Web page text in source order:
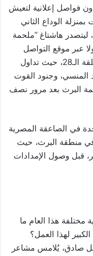
فواصل إعلانية لتعيش
الوداع الثاني
ليتصدر هاشتاغ “ملحمة
عبر موقع التواصل
الاجتماعي “تويتر” تزامنا مع بث الحلقة الـ28، حيث تداول
المنسي، وجنود القوت
البرث بعد مرور نصف
تصدي وحدة في الصاعقة المصرية
منطقة البرث، حيث
قبل وصول الإمدادات
مختلفة هذا العام ما
لهذا العمل؟
صادق، يُلامس مشاعر